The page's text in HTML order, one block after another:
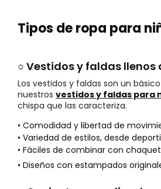
Tipos de ropa para
○ Vestidos y faldas llenos
Los vestidos y faldas son un
nuestros vestidos y faldas para
chispa que las caracteriza.
• Comodidad y libertad de
• Variedad de estilos, desde
• Fáciles de combinar con
• Diseños con estampados